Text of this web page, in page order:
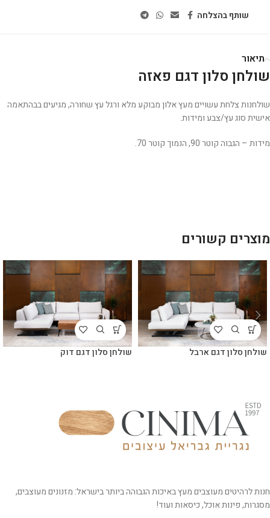
שותף בהצלחה
תיאור
שולחן סלון דגם פאזה
שולחנות צלחת עשויים מעץ אלון מבוקע מלא ורגל עץ שחורה, מגיעים בבהתאמה
אישית סוג עץ/צבע ומידות.
מידות – הגבוה קוטר 90, הנמוך קוטר 70.
מוצרים קשורים
שולחן סלון דגם ארבל שולחן סלון דגם דוק
חנות לרהיטים מעוצבים מעץ באיכות הגבוהה ביותר בישראל: מזנונים מעוצבים,
מסגרות, פינות אוכל, כיסאות ועוד!